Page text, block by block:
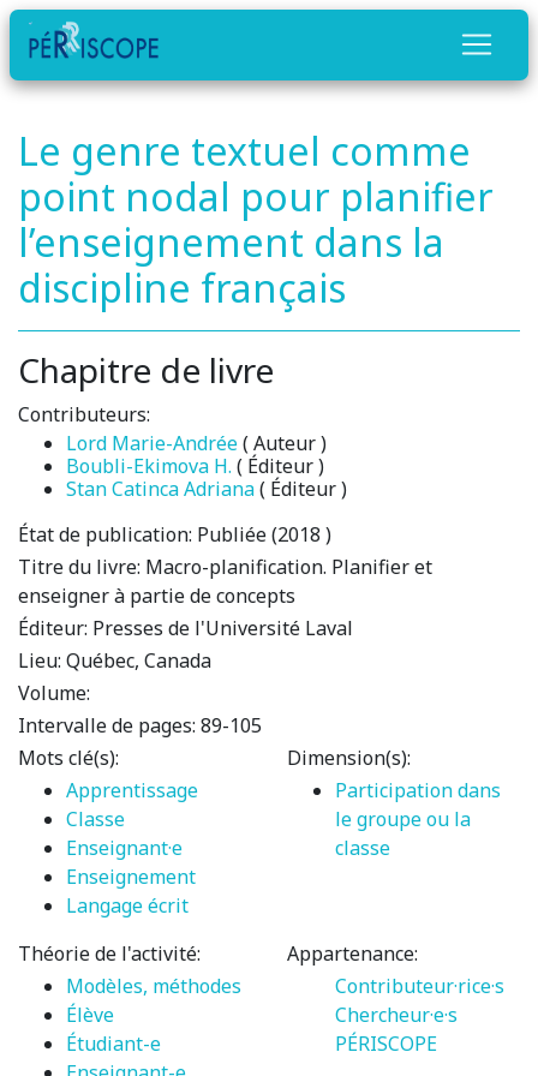
Le genre textuel comme
point nodal pour planifier
l’enseignement dans la
discipline français
Chapitre de livre
Contributeurs:
Lord Marie-Andrée( Auteur )
Boubli-Ekimova H. ( Éditeur )
Stan Catinca Adriana( Éditeur )
État de publication: Publiée (2018 )
Titre du livre: Macro-planification. Planifier et
enseigner à partie de concepts
Éditeur: Presses de l'Université Laval
Lieu: Québec, Canada
Volume:
Intervalle de pages: 89-105
Mots clé(s):
Apprentissage
Classe
Enseignant·e
Enseignement
Langage écrit
Dimension(s):
Participation dans
le groupe ou la
classe
Théorie de l'activité:
Modèles, méthodes
Élève
Étudiant-e
Appartenance:
Contributeur·rice·s
Chercheur·e·s
PÉRISCOPE